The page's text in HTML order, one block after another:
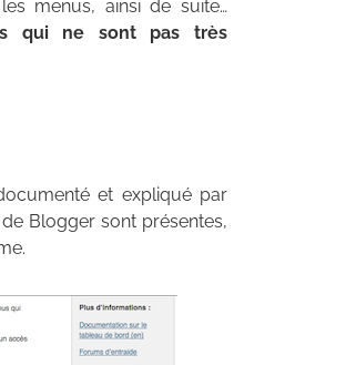
menus, ainsi de suite…
qui ne sont pas très
et expliqué par
Blogger sont présentes,